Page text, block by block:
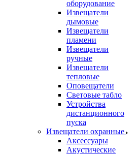
оборудование
Извещатели
дымовые
Извещатели
пламени
Извещатели
ручные
Извещатели
тепловые
Оповещатели
Световые табло
Устройства
дистанционного
пуска
Извещатели охранные
Аксессуары
Акустические